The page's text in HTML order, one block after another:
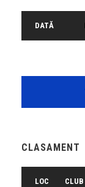
DATĂ
CLASAMENT
LOC CLUB